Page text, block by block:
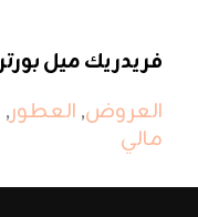
فريدريك ميل
العروض, العطور,
مالي